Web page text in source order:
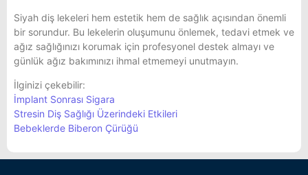
Siyah diş lekeleri hem estetik hem de sağlık açısından önemli
bir sorundur. Bu lekelerin oluşumunu önlemek, tedavi etmek ve
ağız sağlığınızı korumak için profesyonel destek almayı ve
günlük ağız bakımınızı ihmal etmemeyi unutmayın.
İlginizi çekebilir:
İmplant Sonrası Sigara
Stresin Diş Sağlığı Üzerindeki Etkileri
Bebeklerde Biberon Çürüğü